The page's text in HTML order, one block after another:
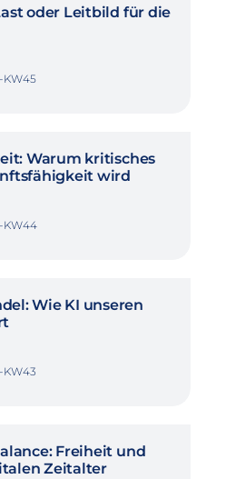
oder Leitbild für die
KW45
Warum kritisches
wird
KW44
Wie KI unseren
Freiheit und
Zeitalter